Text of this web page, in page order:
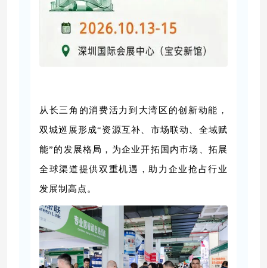
从长三角的消费活力到大湾区的创新动能，
双城巡展形成“资源互补、市场联动、全域赋
能”的发展格局，为企业开拓国内市场、拓展
全球渠道提供双重机遇，助力企业抢占行业
发展制高点。